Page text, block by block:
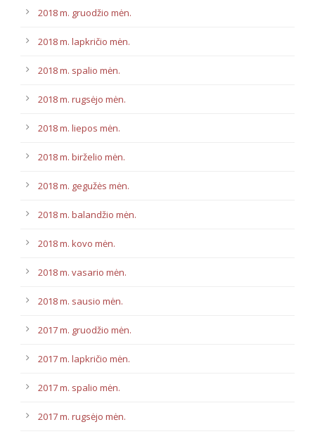
2018 m. gruodžio mėn.
2018 m. lapkričio mėn.
2018 m. spalio mėn.
2018 m. rugsėjo mėn.
2018 m. liepos mėn.
2018 m. birželio mėn.
2018 m. gegužės mėn.
2018 m. balandžio mėn.
2018 m. kovo mėn.
2018 m. vasario mėn.
2018 m. sausio mėn.
2017 m. gruodžio mėn.
2017 m. lapkričio mėn.
2017 m. spalio mėn.
2017 m. rugsėjo mėn.